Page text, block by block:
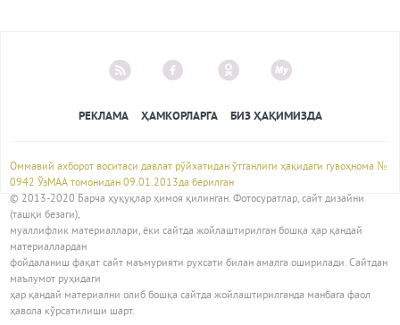
РЕКЛАМА ҲАМКОРЛАРГА БИЗ ҲАҚИМИЗДА
Оммавий ахборот воситаси давлат рўйхатидан ўтганлиги ҳақидаги гувоҳнома №
0942 ЎзМАА томонидан 09.01.2013да берилган
© 2013-2020 Барча ҳуқуқлар ҳимоя қилинган. Фотосуратлар, сайт дизайни
(ташқи безаги),
муаллифлик материаллари, ёки сайтда жойлаштирилган бошқа ҳар қандай
материаллардан
фойдаланиш фақат сайт маъмурияти рухсати билан амалга оширилади. Сайтдан
маълумот руҳидаги
ҳар қандай материални олиб бошқа сайтда жойлаштирилганда манбага фаол
ҳавола кўрсатилиши шарт.